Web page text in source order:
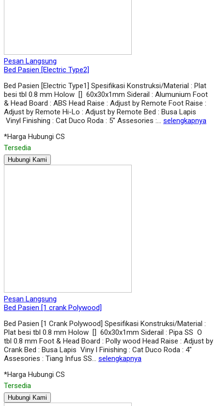
Pesan Langsung
Bed Pasien [Electric Type2]
Bed Pasien [Electric Type1] Spesifikasi Konstruksi/Material : Plat
besi tbl 0.8 mm Holow [] 60x30x1mm Siderail : Alumunium Foot
& Head Board : ABS Head Raise : Adjust by Remote Foot Raise :
Adjust by Remote Hi-Lo : Adjust by Remote Bed : Busa Lapis
Vinyl Finishing : Cat Duco Roda : 5″ Assesories :… selengkapnya
*Harga Hubungi CS
Tersedia
Hubungi Kami
Pesan Langsung
Bed Pasien [1 crank Polywood]
Bed Pasien [1 Crank Polywood] Spesifikasi Konstruksi/Material :
Plat besi tbl 0.8 mm Holow [] 60x30x1mm Siderail : Pipa SS O
tbl 0.8 mm Foot & Head Board : Polly wood Head Raise : Adjust by
Crank Bed : Busa Lapis Viny l Finishing : Cat Duco Roda : 4″
Assesories : Tiang Infus SS… selengkapnya
*Harga Hubungi CS
Tersedia
Hubungi Kami